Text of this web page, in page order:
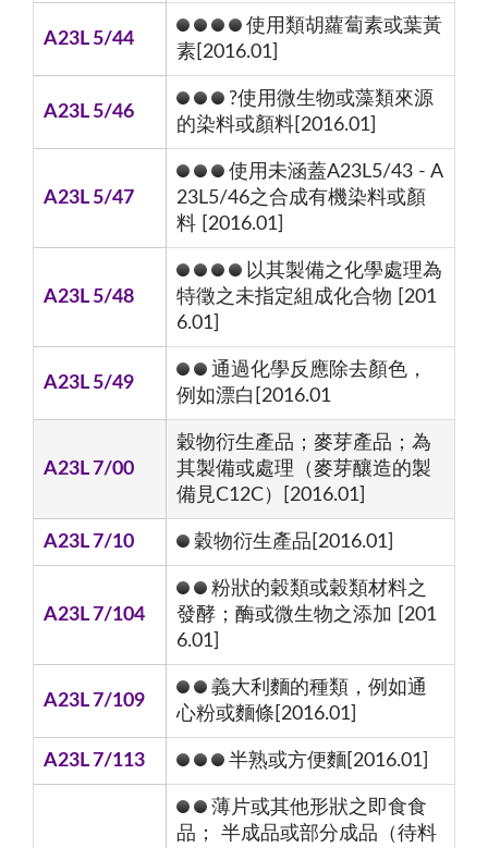
A23L 5/44
使用類胡蘿蔔素或葉黃
素[2016.01]
A23L 5/46
?使用微生物或藻類來源
的染料或顏料[2016.01]
A23L 5/47
使用未涵蓋A23L5/43 - A
23L5/46之合成有機染料或顏
料 [2016.01]
A23L 5/48
以其製備之化學處理為
特徵之未指定組成化合物 [201
6.01]
A23L 5/49
通過化學反應除去顏色，
例如漂白[2016.01
A23L 7/00
穀物衍生產品；麥芽產品；為
其製備或處理（麥芽釀造的製
備見C12C）[2016.01]
A23L 7/10 穀物衍生產品[2016.01]
A23L 7/104
粉狀的穀類或穀類材料之
發酵；酶或微生物之添加 [201
6.01]
A23L 7/109
義大利麵的種類，例如通
心粉或麵條[2016.01]
A23L 7/113 半熟或方便麵[2016.01]
薄片或其他形狀之即食食
品； 半成品或部分成品（待料